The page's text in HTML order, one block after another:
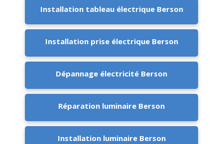
Installation tableau électrique Berson
Installation prise électrique Berson
Dépannage électricité Berson
Réparation luminaire Berson
Installation luminaire Berson